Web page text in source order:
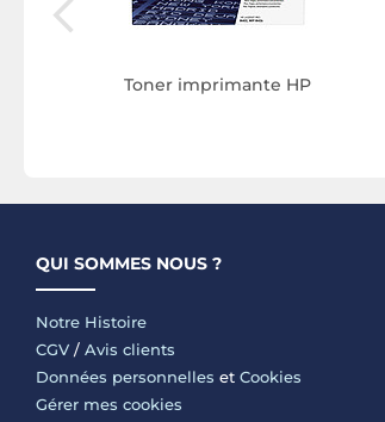
Toner imprimante HP
QUI SOMMES NOUS ?
Notre Histoire
CGV / Avis clients
Données personnelles et Cookies
Gérer mes cookies